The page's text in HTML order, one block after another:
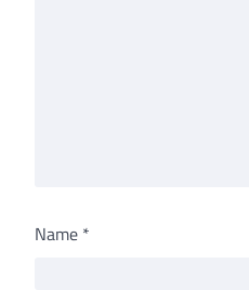
Name *